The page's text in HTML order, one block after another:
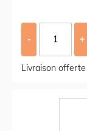
- +
Livraison